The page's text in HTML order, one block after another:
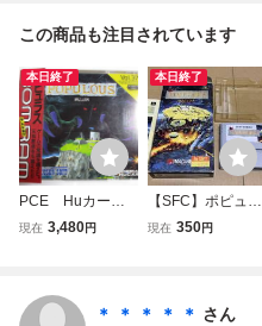
この商品も注目されています
本日終了
PCE Huカー
ド ポピュラス
現在 3,480円
本日終了
【SFC】ポピュラ
ス 箱説付き
現在 350円
＊ ＊ ＊ ＊ ＊ さん